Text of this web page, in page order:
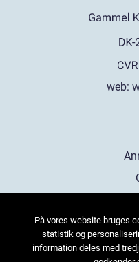
web:
På vores website bruges
statistik og
information deles med